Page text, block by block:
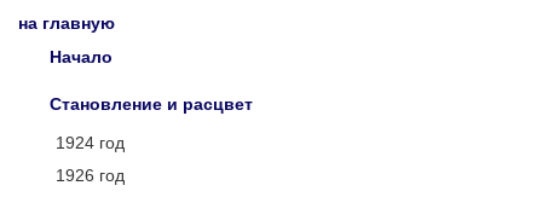
на главную
Начало
Становление и расцвет
1924 год
1926 год